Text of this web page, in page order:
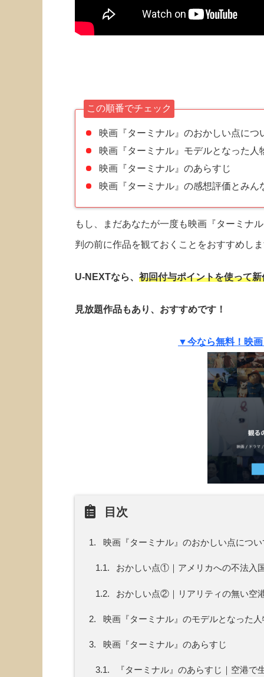
この順番でチェック
映画『ターミナル』のおかしい点につ
映画『ターミナル』モデルとなった
映画『ターミナル』のあらすじ
映画『ターミナル』の感想評価とみ
もし、まだあなたが一度も映画『ターミナ
判の前に作品を観ておくことをおすすめし
U-NEXTなら、 初回付与ポイントを使って
見放題作品もあり、おすすめです！
▼今なら無料！映
目次
1. 映画『ターミナル』のおかしい点につ
1.1. おかしい点①｜アメリカへの不法入
1.2. おかしい点②｜リアリティの無い空
2. 映画『ターミナル』のモデルとなった
3. 映画『ターミナル』のあらすじ
3.1. 『ターミナル』のあらすじ｜空港で